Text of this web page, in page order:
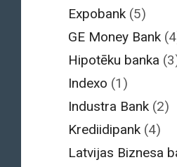
Expobank (5)
GE Money Bank
Hipotēku banka
Indexo (1)
Industra Bank (2)
Krediidipank (4)
Latvijas Biznesa